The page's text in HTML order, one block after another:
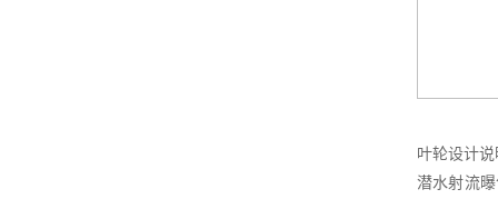
叶轮设计
潜水射流